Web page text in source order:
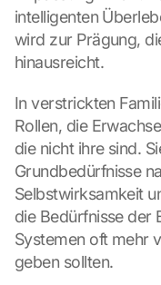
intelligenten
wird zur Prägung,
hinausreicht.
In verstrickten
Rollen, die
die nicht ihre sind.
Grundbedürfnisse
Selbstwirksamkeit
die Bedürfnisse der
Systemen oft mehr
geben sollten.